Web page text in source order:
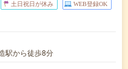
土日祝日が休み WEB登録OK
駅から徒歩8分